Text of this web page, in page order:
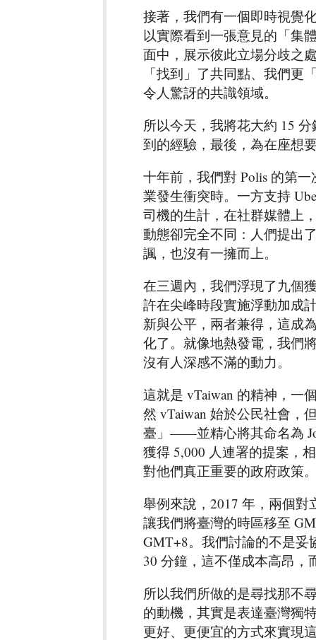
接著，我們有一個即時視覺
以實際看到一張意見的「集
面中，展示彼此立場分歧之
「找到」了共同點、我們更
令人驚訝的共識領域。
所以今天，我將花大約 15
到的經驗，最後，為在座想
十年前，我們對 Polis 的第
業發生衝突時。一方支持
司機的生計，在社群媒體上
動態卻完全不同：人們提出
諷，也沒有一擁而上。
在三週內，我們浮現了九個
許在尖峰時段實施浮動加成
新與公平，兩者兼得，這成
化了。就像地熱發電，我們
沒有人深感不滿的動力。
這就是 vTaiwan 的精神，一
然 vTaiwan 始於公民社會，
臺」——並精心將其命名為
獲得 5,000 人連署的提案，
對他們真正重要的政府政策
舉例來說，2017 年，兩個
讓我們將臺灣的時區移至
GMT+8。我們討論的不是
30 分鐘，這不僅成本高昂，
所以我們所做的是尋找那不
的動機，其實是表達臺灣獨
更好、更便宜的方式來實現